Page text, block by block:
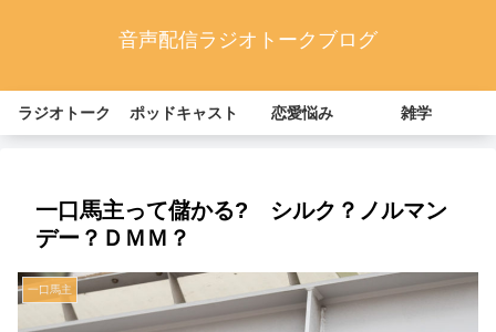
音声配信ラジオトークブログ
ラジオトーク ポッドキャスト 恋愛悩み 雑学
一口馬主って儲かる? シルク？ノルマン
デー？ＤＭＭ？
一口馬主